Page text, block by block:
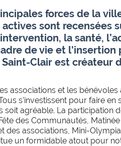
forces de la
sont recensées
la santé,
adre de vie et l'insertion
Clair est créateur
associations et les
s’investissent pour faire en
soit agréable. La participation
des Communautés,
des associations, Mini-
un formidable atout pour